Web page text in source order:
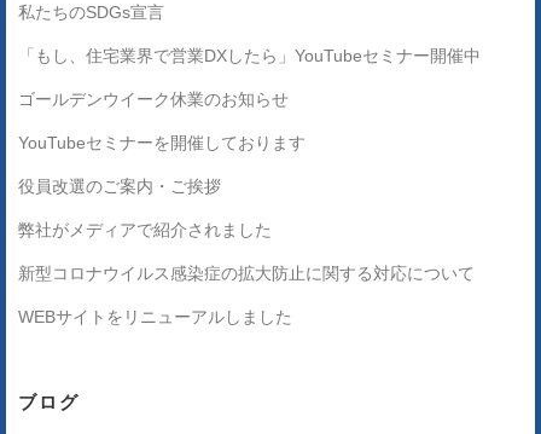
私たちのSDGs宣言
「もし、住宅業界で営業DXしたら」YouTubeセミナー開催中
ゴールデンウイーク休業のお知らせ
YouTubeセミナーを開催しております
役員改選のご案内・ご挨拶
弊社がメディアで紹介されました
新型コロナウイルス感染症の拡大防止に関する対応について
WEBサイトをリニューアルしました
ブログ